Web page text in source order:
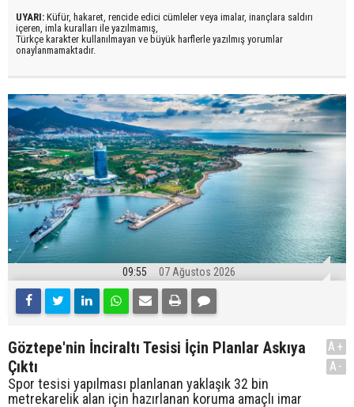
UYARI: Küfür, hakaret, rencide edici cümleler veya imalar, inançlara saldırı
içeren, imla kuralları ile yazılmamış,
Türkçe karakter kullanılmayan ve büyük harflerle yazılmış yorumlar
onaylanmamaktadır.
09:55 07 Ağustos 2026
Göztepe'nin İnciraltı Tesisi İçin Planlar Askıya
Çıktı
Spor tesisi yapılması planlanan yaklaşık 32 bin
metrekarelik alan için hazırlanan koruma amaçlı imar
A+
A-